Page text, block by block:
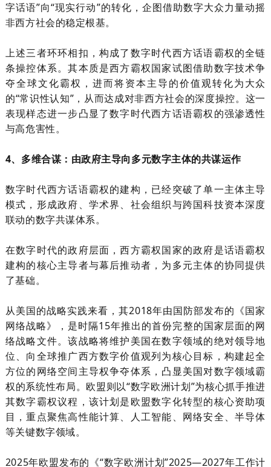
字话语”向“现实行动”的转化，企图借助数字大众力量动摇
非西方社会的稳定根基。
上述三者环环相扣，构成了数字时代西方话语霸权的全链
条操控体系。其本质是西方霸权国家试图借助数字技术争
夺全球文化霸权，进而将资本主导的价值观转化为大众
的“常识性认知”，从而达成对非西方社会的深度操控。这一
表现样态进一步凸显了数字时代西方话语霸权的强渗透性
与高危害性。
4、多维合谋：由政府主导向多元数字主体的共谋运作
数字时代西方话语霸权的建构，已经突破了单一主体主导
模式，形成政府、学术界、社会组织与跨国科技资本深度
联动的数字共谋体系。
在数字时代的政府层面，西方霸权国家的政府是话语霸权
建构的核心主导者与幕后推动者，为多元主体的协同提供
了基础。
从美国的战略实践来看，其2018年由国防部发布的《国家
网络战略》，是时隔15年推出的首份完整的国家层面的网
络战略文件。该战略将维护美国在数字领域的绝对领导地
位、向全球推广西方数字价值观列为核心目标，构建起全
方位的网络空间主导权争夺体系，凸显美国对数字领域霸
权的系统性布局。欧盟则以“数字欧洲计划”为核心抓手推进
其数字霸权议程，该计划是欧盟数字化转型的核心资助项
目，重点聚焦高性能计算、人工智能、网络安全、半导体
等关键数字领域。
2025年欧盟发布的《“数字欧洲计划”2025—2027年工作计